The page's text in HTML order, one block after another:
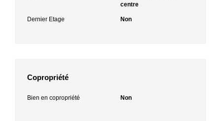
centre
Dernier Etage Non
Copropriété
Bien en copropriété Non